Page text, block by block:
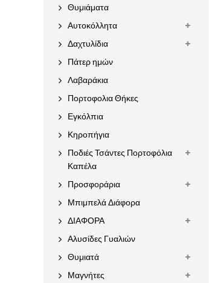
Θυμιάματα
Αυτοκόλλητα
Δαχτυλίδια
Πάτερ ημών
Λαβαράκια
Πορτοφολια Θήκες
Εγκόλπια
Κηροπήγια
Ποδιές Τσάντες Πορτοφόλια
Καπέλα
Προσφοράρια
Μπιμπελά Διάφορα
ΔΙΑΦΟΡΑ
Αλυσίδες Γυαλιών
Θυμιατά
Μαγνήτες